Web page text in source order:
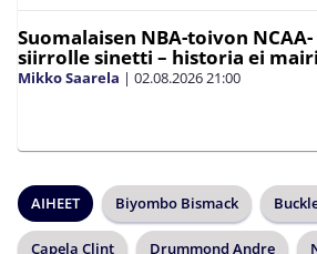
Suomalaisen NBA-toivon NCAA-
siirrolle sinetti – historia ei
Mikko Saarela | 02.08.202621:00
AIHEET Biyombo Bismack
Capela Clint Drummond Andre